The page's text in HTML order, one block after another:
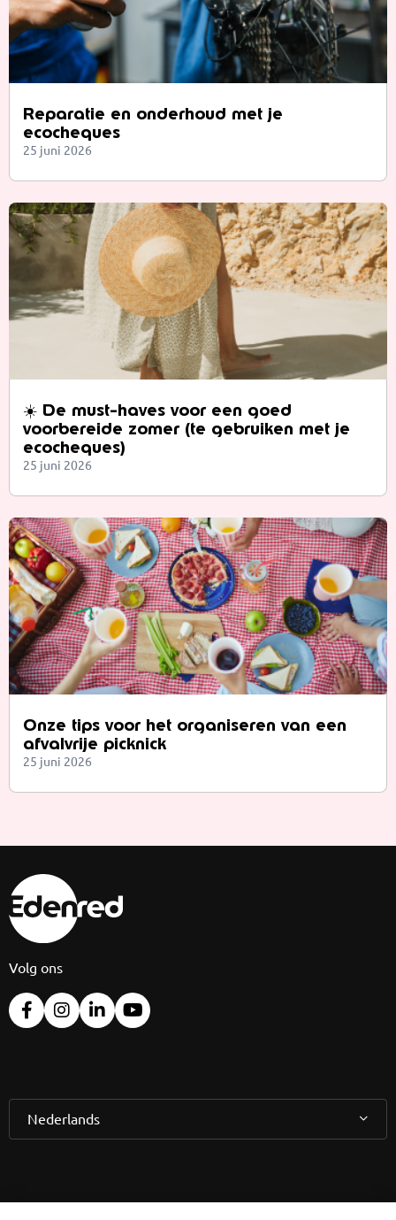
Reparatie en onderhoud met je
ecocheques
25 juni 2026
☀️ De must-haves voor een goed
voorbereide zomer (te gebruiken met je
ecocheques)
25 juni 2026
Onze tips voor het organiseren van een
afvalvrije picknick
25 juni 2026
Volg ons
Nederlands